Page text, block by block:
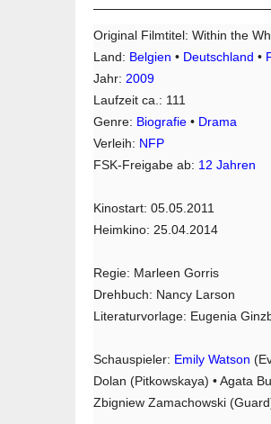
Original Filmtitel: Within the
Land: Belgien • Deutschland •
Jahr: 2009
Laufzeit ca.: 111
Genre: Biografie • Drama
Verleih: NFP
FSK-Freigabe ab: 12 Jahren
Kinostart: 05.05.2011
Heimkino: 25.04.2014
Regie: Marleen Gorris
Drehbuch: Nancy Larson
Literaturvorlage: Eugenia
Schauspieler: Emily Watson
Dolan (Pitkowskaya) • Agata
Zbigniew Zamachowski